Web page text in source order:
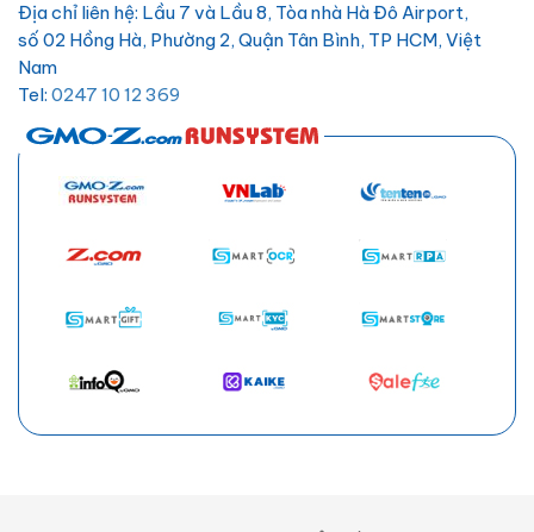
Địa chỉ liên hệ: Lầu 7 và Lầu 8, Tòa nhà Hà Đô Airport,
số 02 Hồng Hà, Phường 2, Quận Tân Bình, TP HCM, Việt
Nam
Tel: 0247 10 12 369
Email: hotro@hostify.vn